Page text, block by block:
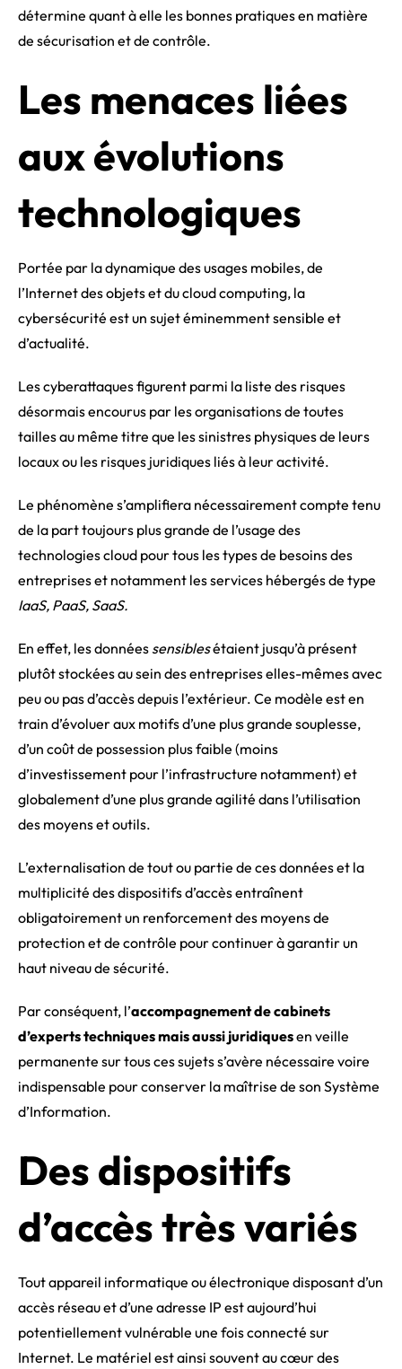
détermine quant à elle les bonnes pratiques en matière
de sécurisation et de contrôle.
Les menaces liées
aux évolutions
technologiques
Portée par la dynamique des usages mobiles, de
l’Internet des objets et du cloud computing, la
cybersécurité est un sujet éminemment sensible et
d’actualité.
Les cyberattaques figurent parmi la liste des risques
désormais encourus par les organisations de toutes
tailles au même titre que les sinistres physiques de leurs
locaux ou les risques juridiques liés à leur activité.
Le phénomène s’amplifiera nécessairement compte tenu
de la part toujours plus grande de l’usage des
technologies cloud pour tous les types de besoins des
entreprises et notamment les services hébergés de type
IaaS, PaaS, SaaS.
En effet, les données sensiblesétaient jusqu’à présent
plutôt stockées au sein des entreprises elles-mêmes avec
peu ou pas d’accès depuis l’extérieur. Ce modèle est en
train d’évoluer aux motifs d’une plus grande souplesse,
d’un coût de possession plus faible (moins
d’investissement pour l’infrastructure notamment) et
globalement d’une plus grande agilité dans l’utilisation
des moyens et outils.
L’externalisation de tout ou partie de ces données et la
multiplicité des dispositifs d’accès entraînent
obligatoirement un renforcement des moyens de
protection et de contrôle pour continuer à garantir un
haut niveau de sécurité.
Par conséquent, l’accompagnement de cabinets
d’experts techniques mais aussi juridiquesen veille
permanente sur tous ces sujets s’avère nécessaire voire
indispensable pour conserver la maîtrise de son Système
d’Information.
Des dispositifs
d’accès très variés
Tout appareil informatique ou électronique disposant d’un
accès réseau et d’une adresse IP est aujourd’hui
potentiellement vulnérable une fois connecté sur
Internet. Le matériel est ainsi souvent au cœur des